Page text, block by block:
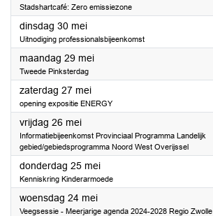
Stadshartcafé: Zero emissiezone
dinsdag 30 mei2023
Uitnodiging professionalsbijeenkomst
maandag 29 mei2023
Tweede Pinksterdag
zaterdag 27 mei2023
opening expositie ENERGY
vrijdag 26 mei2023
Informatiebijeenkomst Provinciaal Programma Landelijk
gebied/gebiedsprogramma Noord West Overijssel
donderdag 25 mei2023
Kenniskring Kinderarmoede
woensdag 24 mei2023
Veegsessie - Meerjarige agenda 2024-2028 Regio Zwolle